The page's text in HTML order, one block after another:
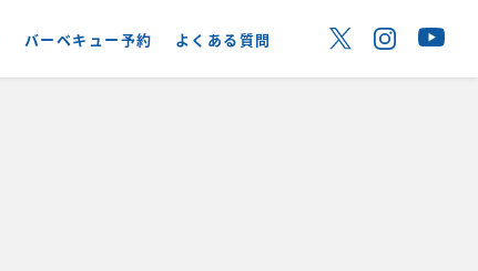
バーベキュー予約 よくある質問